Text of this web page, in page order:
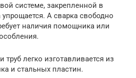
системе, закрепленной в
А сварка свободно
наличия помощника или
труб легко изготавливается из
и стальных пластин.